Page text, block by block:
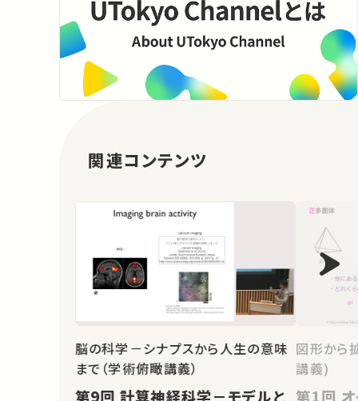
関連コンテンツ
脳の科学－シナプスから人生の意味
まで（学術俯瞰講義）
第9回 計算神経科学－モデルと
図形から
講義)
第1回 オイラーの公式と正多面